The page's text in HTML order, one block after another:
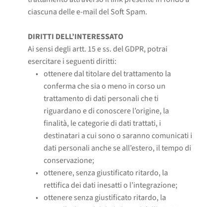
ciascuna delle e-mail del Soft Spam.
DIRITTI DELL’INTERESSATO
Ai sensi degli artt. 15 e ss. del GDPR, potrai
esercitare i seguenti diritti:
ottenere dal titolare del trattamento la
conferma che sia o meno in corso un
trattamento di dati personali che ti
riguardano e di conoscere l’origine, la
finalità, le categorie di dati trattati, i
destinatari a cui sono o saranno comunicati i
dati personali anche se all’estero, il tempo di
conservazione;
ottenere, senza giustificato ritardo, la
rettifica dei dati inesatti o l’integrazione;
ottenere senza giustificato ritardo, la